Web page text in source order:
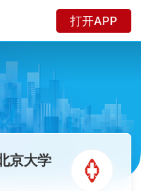
打开APP
京大学